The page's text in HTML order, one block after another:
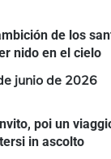
de los
nido en el cielo
junio de 2026
poi un
in ascolto